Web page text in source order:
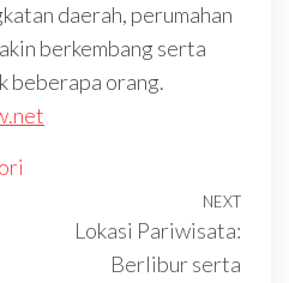
daerah, perumahan
berkembang serta
beberapa orang.
Next
NEXT
Lokasi Pariwisata:
Berlibur serta